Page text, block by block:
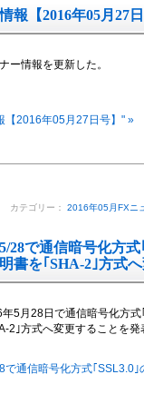
報【2016年05月27日
ー情報を更新した。
【2016年05月27日号】" »
カテゴリー： 2016年05月FXニ
28で通信暗号化方
書を｢SHA-2｣方式
5月28日で通信暗号化方
2｣方式へ変更することを発
通信暗号化方式｢SSL3.0